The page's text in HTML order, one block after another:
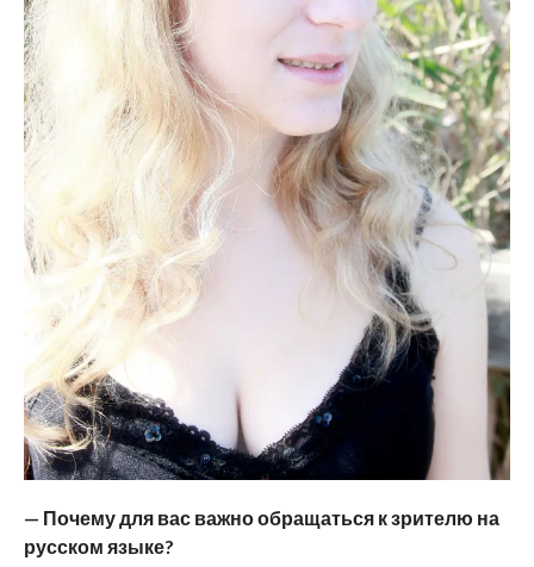
— Почему для вас важно обращаться к зрителю на
русском языке?